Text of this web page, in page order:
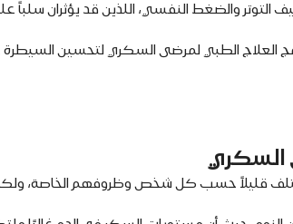
والضغط النفسي، اللذين قد يؤثران سلباً
العلاج الطبي لمرضى السكري لتحسين
السكري
قليلاً حسب كل شخص وظروفهم الخاصة،